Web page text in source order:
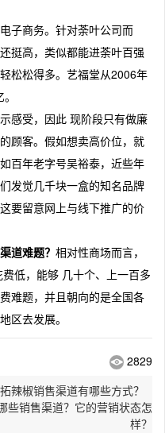
子商务。针对荼叶公司而
挺高，类似都能进荼叶百强
松松得多。艺福堂从2006年
感受，因此 现阶段只有做廉
顾客。假如想卖高价位，就
百年老字号吴裕泰，近些年
发觉几千块一盒的知名品牌
要留意网上与线下推广的价
道难题？ 相对性商场而言，
低，能够 几十个、上一百多
难题，并且朝向的是全国各
区去发展。
2829
辣椒销售渠道有哪些方式？
些销售渠道？它的营销状态怎
样？